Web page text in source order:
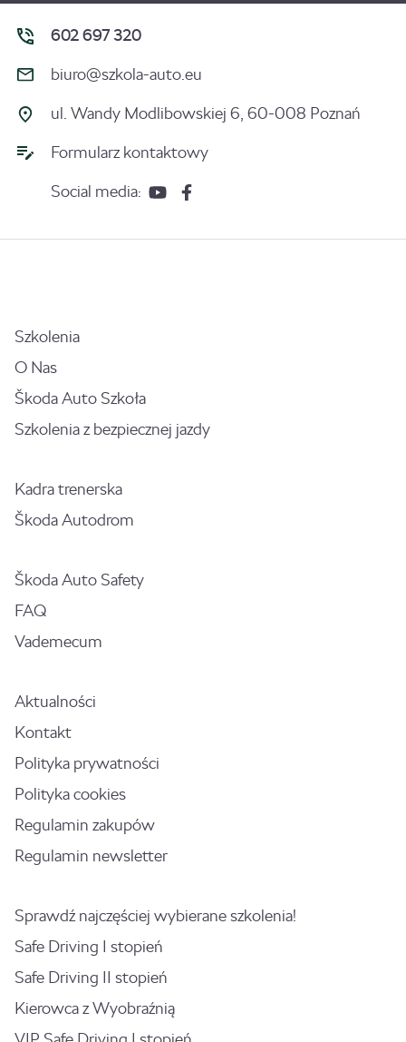
602 697 320
biuro@szkola-auto.eu
ul. Wandy Modlibowskiej 6, 60-008 Poznań
Formularz kontaktowy
Social media:
Szkolenia
O Nas
Škoda Auto Szkoła
Szkolenia z bezpiecznej jazdy
Kadra trenerska
Škoda Autodrom
Škoda Auto Safety
FAQ
Vademecum
Aktualności
Kontakt
Polityka prywatności
Polityka cookies
Regulamin zakupów
Regulamin newsletter
Sprawdź najczęściej wybierane szkolenia!
Safe Driving I stopień
Safe Driving II stopień
Kierowca z Wyobraźnią